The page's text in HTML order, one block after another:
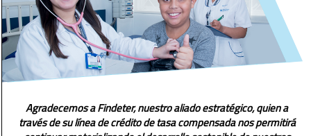
Agradecemos a Findeter, nuestro aliado estratégico, quien a
través de su línea de crédito de tasa compensada nos permitirá